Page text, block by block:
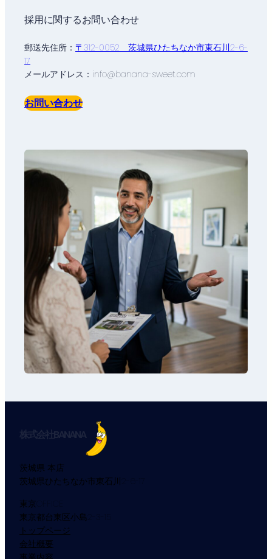
採用に関するお問い合わせ
郵送先住所： 〒312-0052 茨城県ひたちなか市東石川2-6-
17
メールアドレス：info@banana-sweet.com
お問い合わせ
株式会社BANANA
茨城県 本店
茨城県ひたちなか市東石川2-6-17
東京OFFICE
東京都台東区小島2-3-15
トップページ
会社概要